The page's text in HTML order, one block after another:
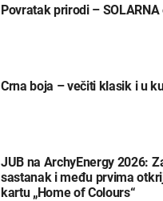
Povratak prirodi –
Crna boja – večiti klasik i u
JUB na ArchyEnergy 2026:
sastanak i među prvima
kartu „Home of Colours“